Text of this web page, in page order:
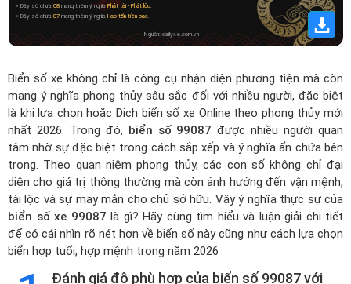
» Dãy số chứa 08 mang thêm ý nghĩaPhát tài - Phát lộc.
» Dãy số chứa 87 mang thêm ý nghĩa Hao tổn tiền bạc.
Nguồn: dailyxe.com.vn
Biển số xe không chỉ là công cụ nhận diện phương tiện mà còn
mang ý nghĩa phong thủy sâu sắc đối với nhiều người, đặc biệt
là khi lựa chọn hoặcDịch biển số xe Online theo phong thủy mới
nhất 2026. Trong đó, biển số 99087 được nhiều người quan
tâm nhờ sự đặc biệt trong cách sắp xếp và ý nghĩa ẩn chứa bên
trong. Theo quan niệm phong thủy, các con số không chỉ đại
diện cho giá trị thông thường mà còn ảnh hưởng đến vận mệnh,
tài lộc và sự may mắn cho chủ sở hữu. Vậy ý nghĩa thực sự của
biển số xe 99087 là gì? Hãy cùng tìm hiểu và luận giải chi tiết
để có cái nhìn rõ nét hơn về biển số này cũng như cách lựa chọn
biển hợp tuổi, hợp mệnh trong năm 2026
Đánh giá độ phù hợp của biển số 99087 với